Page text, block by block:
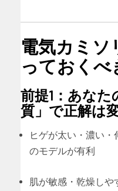
電気カミソ
っておくべ
前提1：あな
質」で正解は
ヒゲが太い・濃い
のモデルが有利
肌が敏感・乾燥し